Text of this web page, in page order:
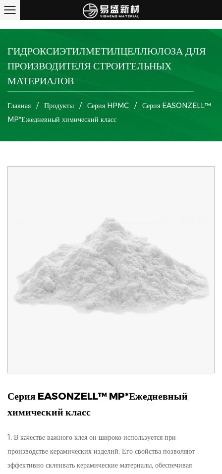
ГИДРОКСИЭТИЛМЕТИЛЦЕЛЛЮЛОЗА ДЛЯ
ПРОИЗВОДИТЕЛЯ СТРОИТЕЛЬНЫХ
МАТЕРИАЛОВ
Главная / Продукты / Серия HPMC / Серия EASONZELL™
MP*Ежедневный химический класс
Серия EASONZELL™ MP*Ежедневный
химический класс
1. В качестве важного клея он широко используется при
производстве керамических изделий. Его свойства позволяют
эффективно склеивать керамические материалы, обеспечивая